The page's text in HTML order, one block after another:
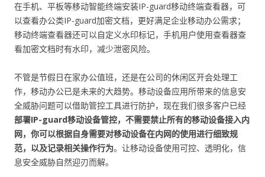
在手机、平板等移动智能终端安装IP-guard移动终端查看器，可
以查看办公类IP-guard加密文档，更好满足企业移动办公需求；
移动终端查看器还可以自定义水印标记，手机用户使用查看器查
看加密文档时有水印，减少泄密风险。
不管是节假日在家办公值班，还是在公司的休闲区开会处理工
作，移动办公已是未来的大趋势。移动设备应用所带来的信息安
全威胁问题可以借助管控工具进行防护，现在我们很多客户已经
部署IP-guard移动设备管控，不需要禁止所有的移动设备接入内
网，你可以根据自身需要对移动设备在内网的使用进行细致规
范，以及记录相关操作行为。让移动设备使用可控、透明化，信
息安全威胁自然迎刃而解。